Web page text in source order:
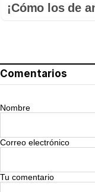
¡Cómo los de
Comentarios
Nombre
Correo electrónico
Tu comentario